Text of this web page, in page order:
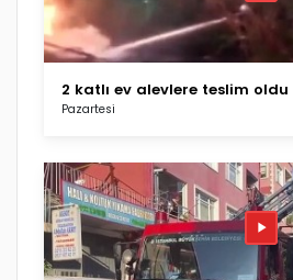
2 katlı ev alevlere teslim oldu
Pazartesi